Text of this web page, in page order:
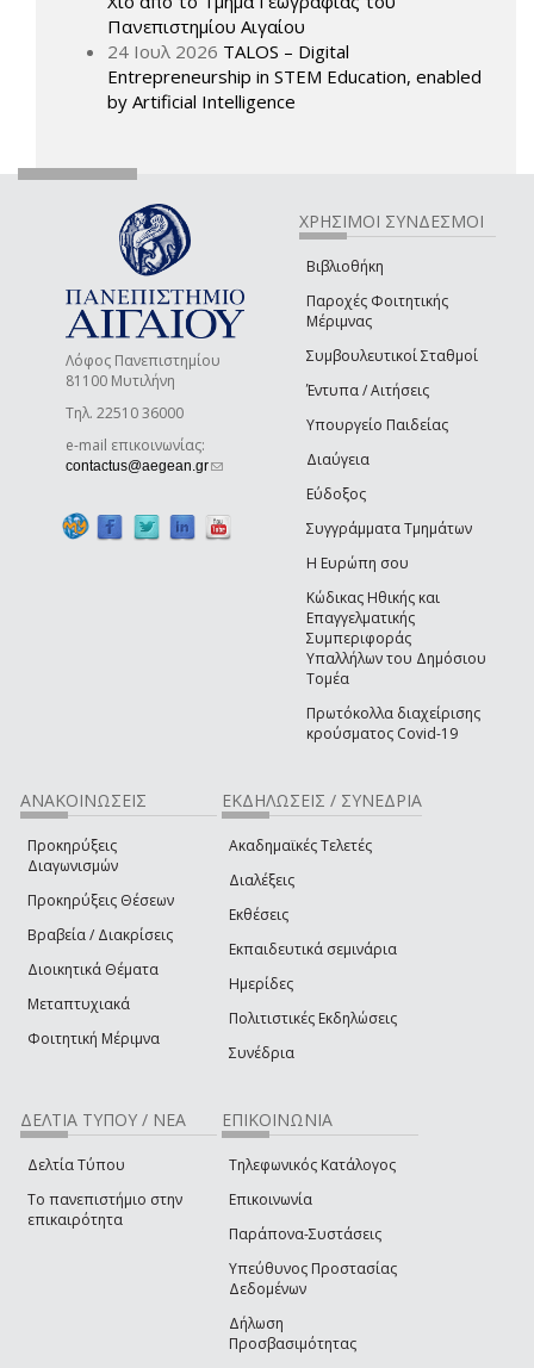
Πανεπιστημίου Αιγαίου
24 Ιουλ 2026 TALOS – Digital
Entrepreneurship in STEM Education, enabled
by Artificial Intelligence
Λόφος Πανεπιστημίου
81100 Μυτιλήνη
Τηλ. 22510 36000
e-mail επικοινωνίας:
contactus@aegean.gr(link sends e-mail)
ΧΡΗΣΙΜΟΙ ΣΥΝΔΕΣΜΟΙ
Βιβλιοθήκη
Παροχές Φοιτητικής
Μέριμνας
Συμβουλευτικοί Σταθμοί
Έντυπα / Αιτήσεις
Υπουργείο Παιδείας
Διαύγεια
Εύδοξος
Συγγράμματα Τμημάτων
Η Ευρώπη σου
Κώδικας Ηθικής και
Επαγγελματικής
Συμπεριφοράς
Υπαλλήλων του Δημόσιου
Τομέα
Πρωτόκολλα διαχείρισης
κρούσματος Covid-19
ΑΝΑΚΟΙΝΩΣΕΙΣ
Προκηρύξεις
Διαγωνισμών
Προκηρύξεις Θέσεων
Βραβεία / Διακρίσεις
Διοικητικά Θέματα
Μεταπτυχιακά
Φοιτητική Μέριμνα
ΕΚΔΗΛΩΣΕΙΣ / ΣΥΝΕΔΡΙΑ
Ακαδημαϊκές Τελετές
Διαλέξεις
Εκθέσεις
Εκπαιδευτικά σεμινάρια
Ημερίδες
Πολιτιστικές Εκδηλώσεις
Συνέδρια
ΔΕΛΤΙΑ ΤΥΠΟΥ / ΝΕΑ
Δελτία Τύπου
Το πανεπιστήμιο στην
επικαιρότητα
ΕΠΙΚΟΙΝΩΝΙΑ
Τηλεφωνικός Κατάλογος
Επικοινωνία
Παράπονα-Συστάσεις
Υπεύθυνος Προστασίας
Δεδομένων
Δήλωση
Προσβασιμότητας